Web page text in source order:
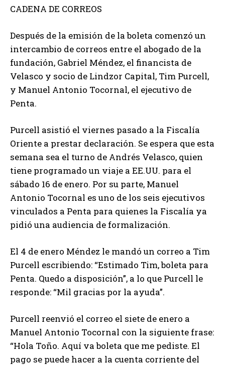
CADENA DE CORREOS
Después de la emisión de la boleta comenzó un
intercambio de correos entre el abogado de la
fundación, Gabriel Méndez, el financista de
Velasco y socio de Lindzor Capital, Tim Purcell,
y Manuel Antonio Tocornal, el ejecutivo de
Penta.
Purcell asistió el viernes pasado a la Fiscalía
Oriente a prestar declaración. Se espera que esta
semana sea el turno de Andrés Velasco, quien
tiene programado un viaje a EE.UU. para el
sábado 16 de enero. Por su parte, Manuel
Antonio Tocornal es uno de los seis ejecutivos
vinculados a Penta para quienes la Fiscalía ya
pidió una audiencia de formalización.
El 4 de enero Méndez le mandó un correo a Tim
Purcell escribiendo: “Estimado Tim, boleta para
Penta. Quedo a disposición”, a lo que Purcell le
responde: “Mil gracias por la ayuda”.
Purcell reenvió el correo el siete de enero a
Manuel Antonio Tocornal con la siguiente frase:
“Hola Toño. Aquí va boleta que me pediste. El
pago se puede hacer a la cuenta corriente del